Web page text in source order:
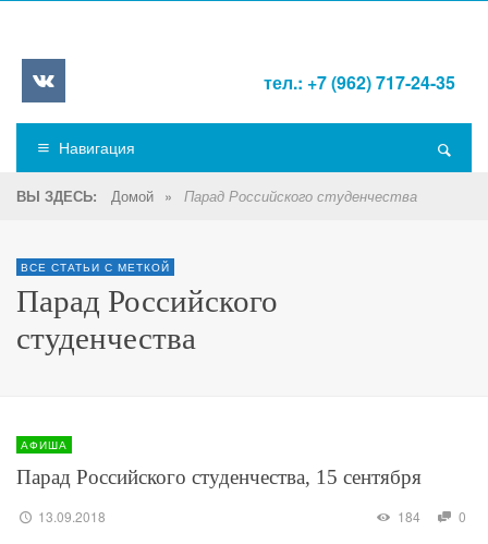
тел.: +7 (962) 717-24-35
Навигация
ВЫ ЗДЕСЬ: Домой » Парад Российского студенчества
ВСЕ СТАТЬИ С МЕТКОЙ
Парад Российского
студенчества
АФИША
Парад Российского студенчества, 15 сентября
13.09.2018 184 0